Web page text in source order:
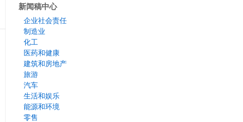
新闻稿中心
企业社会责任
制造业
化工
医药和健康
建筑和房地产
旅游
汽车
生活和娱乐
能源和环境
零售